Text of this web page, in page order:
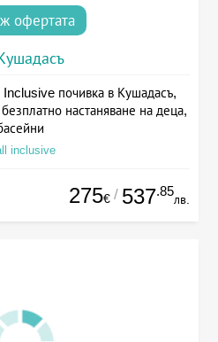
офертата
Inclusive почивка в Кушадасъ,
настаняване на деца,
inclusive
275€ / 537.85
лв.